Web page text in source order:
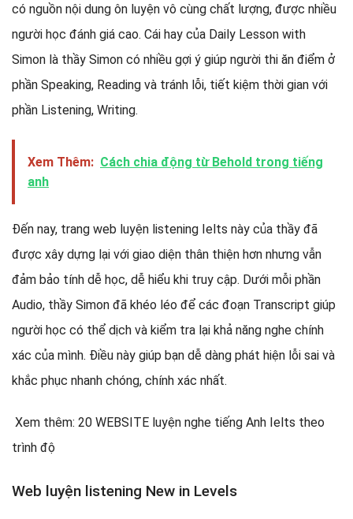
có nguồn nội dung ôn luyện vô cùng chất lượng, được nhiều
người học đánh giá cao. Cái hay của Daily Lesson with
Simon là thầy Simon có nhiều gợi ý giúp người thi ăn điểm ở
phần Speaking, Reading và tránh lỗi, tiết kiệm thời gian với
phần Listening, Writing.
Xem Thêm: Cách chia động từ Behold trong tiếng
anh
Đến nay, trang web luyện listening Ielts này của thầy đã
được xây dựng lại với giao diện thân thiện hơn nhưng vẫn
đảm bảo tính dễ học, dễ hiểu khi truy cập. Dưới mỗi phần
Audio, thầy Simon đã khéo léo để các đoạn Transcript giúp
người học có thể dịch và kiểm tra lại khả năng nghe chính
xác của mình. Điều này giúp bạn dễ dàng phát hiện lỗi sai và
khắc phục nhanh chóng, chính xác nhất.
Xem thêm: 20 WEBSITE luyện nghe tiếng Anh Ielts theo
trình độ
Web luyện listening New in Levels